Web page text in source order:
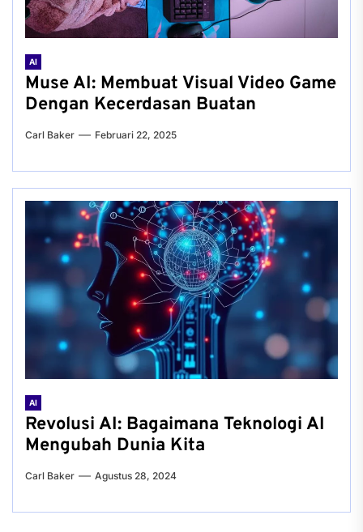
AI
Muse AI: Membuat Visual Video Game
Dengan Kecerdasan Buatan
Carl Baker Februari 22, 2025
AI
Revolusi AI: Bagaimana Teknologi AI
Mengubah Dunia Kita
Carl Baker Agustus 28, 2024